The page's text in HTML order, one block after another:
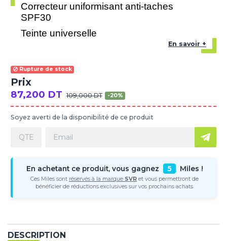
Correcteur uniformisant anti-taches
SPF30
Teinte universelle
En savoir +
Rupture de stock
Prix
87,200 DT 109,000 DT -20%
Soyez averti de la disponibilité de ce produit
En achetant ce produit, vous gagnez 5 Miles !
Ces Miles sont réservés à la marque SVR et vous permettront de
bénéficier de réductions exclusives sur vos prochains achats.
DESCRIPTION